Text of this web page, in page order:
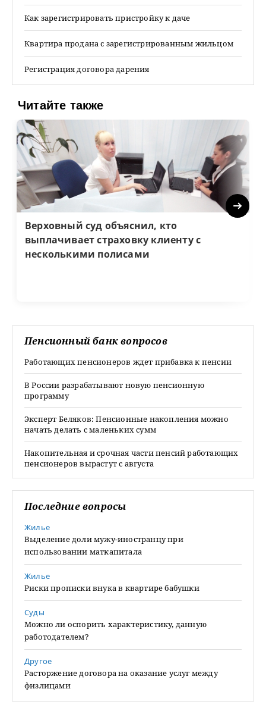
Как зарегистрировать пристройку к даче
Квартира продана с зарегистрированным жильцом
Регистрация договора дарения
Читайте также
Верховный суд объяснил, кто
выплачивает страховку клиенту с
несколькими полисами
Next
Пенсионный банк вопросов
Работающих пенсионеров ждет прибавка к пенсии
В России разрабатывают новую пенсионную
программу
Эксперт Беляков: Пенсионные накопления можно
начать делать с маленьких сумм
Накопительная и срочная части пенсий работающих
пенсионеров вырастут с августа
Последние вопросы
Жилье
Выделение доли мужу-иностранцу при
использовании маткапитала
Жилье
Риски прописки внука в квартире бабушки
Суды
Можно ли оспорить характеристику, данную
работодателем?
Другое
Расторжение договора на оказание услуг между
физлицами